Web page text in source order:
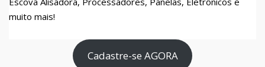
muito mais!
Cadastre-se AGORA